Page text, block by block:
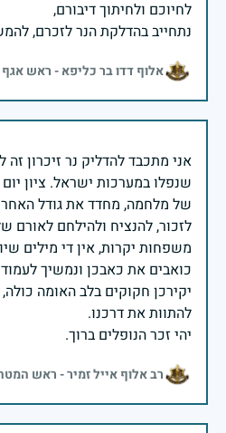
נתחייב בהדלקת הנר לזכרם,
אלוף דדו בר כליפא - ראש
אני מתכבד להדליק נר זיכרון זה
שנפלו במערכות ישראל. ציון
של מלחמה, מחדד את גודל
משפחות יקרות, אין די מילים
כואבים את כאבכן ונמשיך
יקירכן חקוקים בלב האומה
יהי זכר הנופלים ברוך.
רב אלוף אייל זמיר - ראש